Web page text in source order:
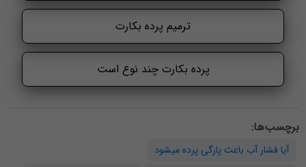
ترمیم پرده بکارت
پرده بکارت چند نوع است
برچسب‌ها:
آیا فشار آب باعث پارگی پرده میشود